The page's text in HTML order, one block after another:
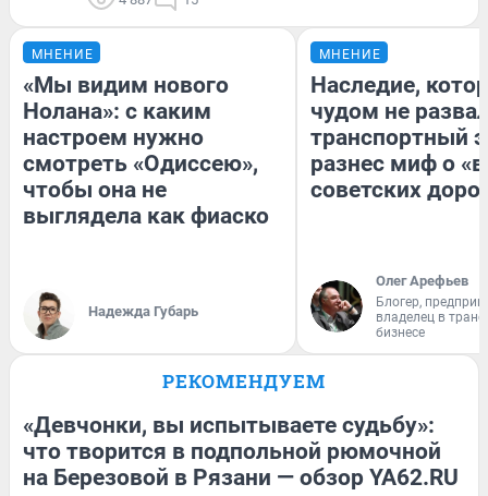
МНЕНИЕ
«Мы видим нового
Нолана»: с каким
настроем нужно
смотреть «Одиссею»,
чтобы она не
выглядела как фиаско
Надежда Губарь
МНЕНИЕ
Наследие,
чудом не
транспортный
разнес миф о
советских
Олег Арефьев
Блогер,
владелец в
бизнесе
РЕКОМЕНДУЕМ
«Девчонки, вы испытываете судьбу»:
что творится в подпольной рюмочной
на Березовой в Рязани — обзор YA62.RU